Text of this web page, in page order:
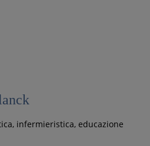
infermieristica, educazione